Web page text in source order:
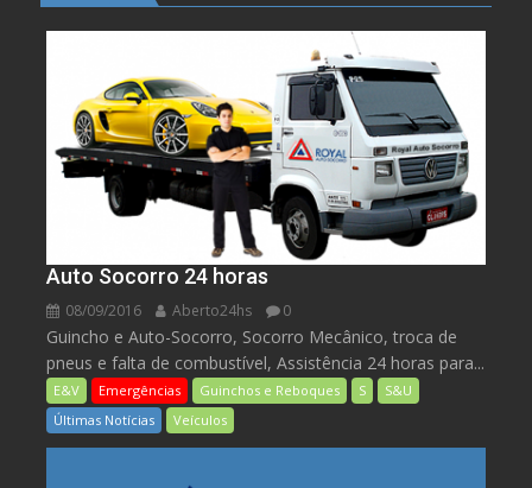
Auto Socorro 24 horas
08/09/2016 Aberto24hs 0
Guincho e Auto-Socorro, Socorro Mecânico, troca de
pneus e falta de combustível, Assistência 24 horas para...
E&V Emergências Guinchos e Reboques S
S&U
Últimas Notícias
Veículos